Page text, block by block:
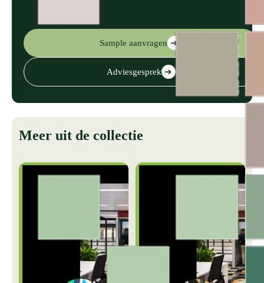
Sample aanvragen ➔
Adviesgesprek ➔
Meer uit de collectie